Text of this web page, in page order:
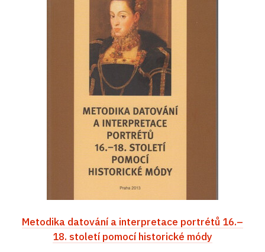
Metodika datování a interpretace portrétů 16.–
18. století pomocí historické módy